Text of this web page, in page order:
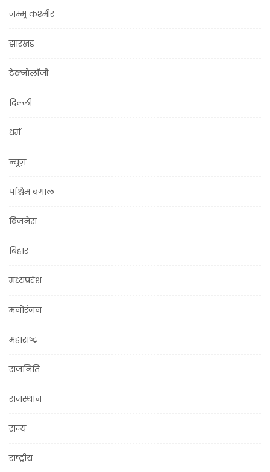
जम्मू कश्मीर
झारखंड
टेक्नोलॉजी
दिल्ली
धर्म
न्यूज़
पश्चिम बंगाल
बिज़नेस
बिहार
मध्यप्रदेश
मनोरंजन
महाराष्ट्र
राजनिति
राजस्थान
राज्य
राष्ट्रीय